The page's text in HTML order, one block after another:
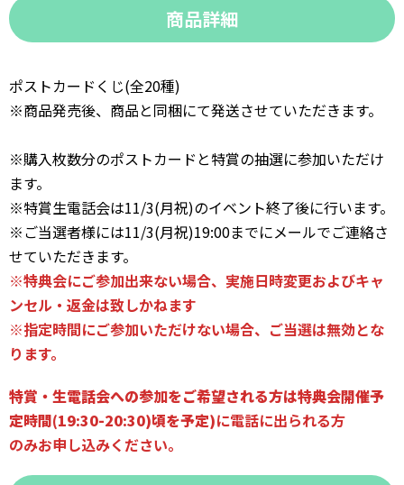
商品詳細
ポストカードくじ(全20種)
※商品発売後、商品と同梱にて発送させていただきます。
※購入枚数分のポストカードと特賞の抽選に参加いただけ
ます。
※特賞生電話会は11/3(月祝)のイベント終了後に行います。
※ご当選者様には11/3(月祝)19:00までにメールでご連絡さ
せていただきます。
※特典会にご参加出来ない場合、実施日時変更およびキャ
ンセル・返金は致しかねます
※指定時間にご参加いただけない場合、ご当選は無効とな
ります。
特賞・生電話会への参加をご希望される方は特典会開催予
定時間(19:30-20:30)頃を予定)に電話に出られる方
のみお申し込みください。